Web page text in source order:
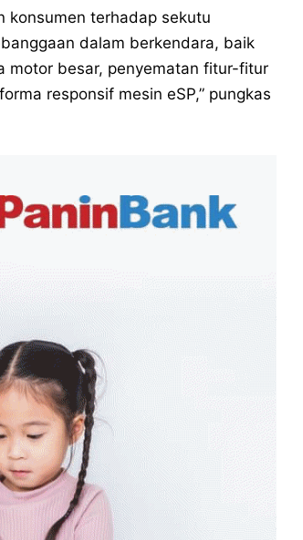
konsumen terhadap sekutu
dalam berkendara, baik
motor besar, penyematan fitur-fitur
responsif mesin eSP,” pungkas